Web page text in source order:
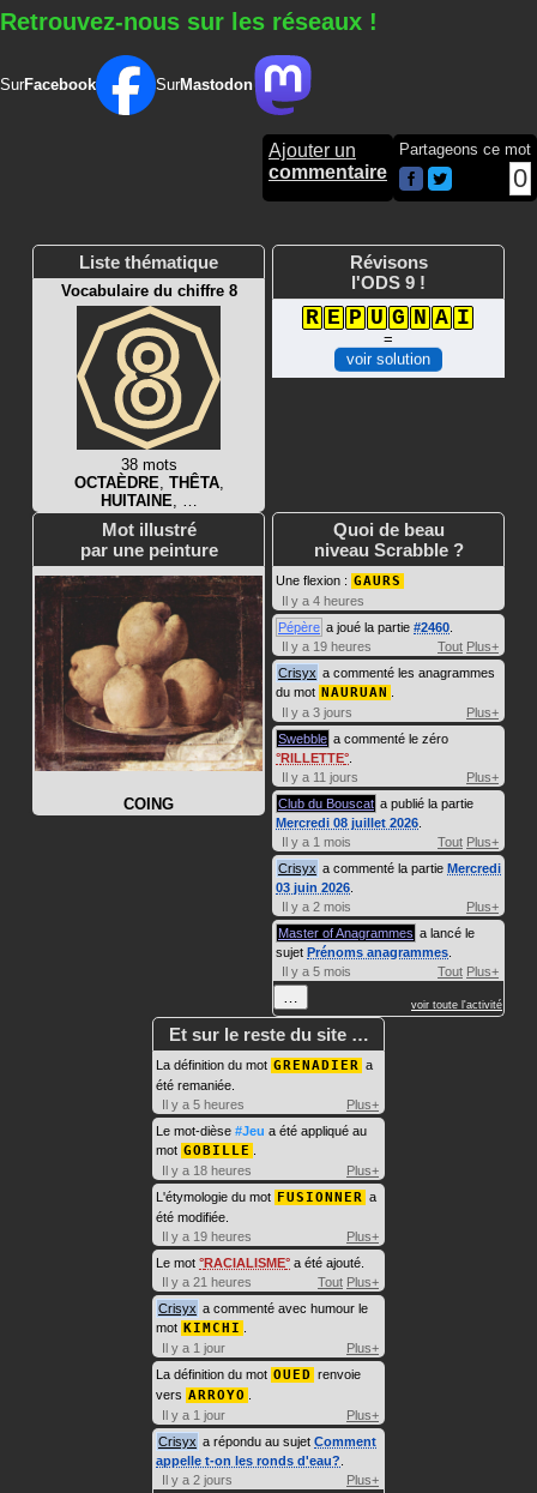
Retrouvez-nous sur les réseaux !
SurFacebook SurMastodon
Ajouter un
commentaire
Partageons ce mot
0
Liste thématique
Vocabulaire du chiffre 8
38 mots
OCTAÈDRE THÊTA,
HUITAINE
Révisons
l'ODS 9 !
R E P U G N A I
=
voir solution
Mot illustré
par une peinture
COING
Quoi de beau
niveau Scrabble ?
Une flexion : GAURS
Il y a 4 heures
Pépère a joué la partie #2460
Il y a 19 heures
Tout Plus+
Crisyx a commenté les anagrammes
du mot NAURUAN
Il y a 3 jours
Plus+
Swebble a commenté le zéro
RILLETTE
Il y a 11 jours
Plus+
Club du Bouscat a publié la partie
Mercredi 08 juillet 2026
Il y a 1 mois
Tout Plus+
Crisyx a commenté la partie Mercredi
03 juin 2026
Il y a 2 mois
Plus+
Master of Anagrammes a lancé le
sujet Prénoms anagrammes
Il y a 5 mois
Tout Plus+
voir toute l'activité
Et sur le reste du site …
La définition du mot GRENADIER a
été remaniée.
Il y a 5 heures
Plus+
Le mot-dièse #Jeu a été appliqué au
mot GOBILLE
Il y a 18 heures
Plus+
L'étymologie du mot FUSIONNER a
été modifiée.
Il y a 19 heures
Plus+
Le mot RACIALISME a été ajouté.
Il y a 21 heures
Tout Plus+
Crisyx a commenté avec humour le
mot KIMCHI
Il y a 1 jour
Plus+
La définition du mot OUED renvoie
vers ARROYO
Il y a 1 jour
Plus+
Crisyx a répondu au sujet Comment
appelle t-on les ronds d'eau?
Il y a 2 jours
Plus+